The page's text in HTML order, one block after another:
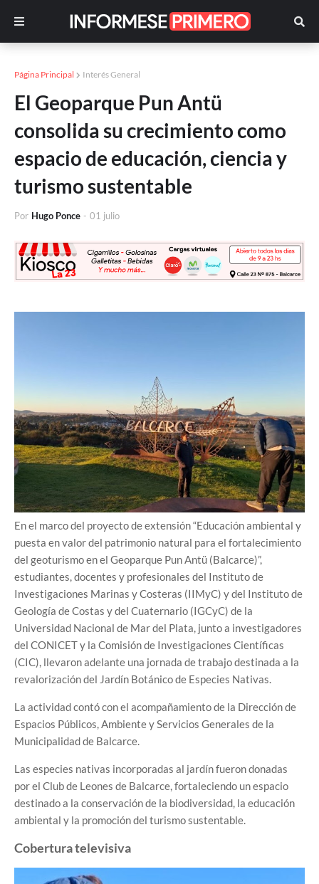
Página Principal Interés General
El Geoparque Pun Antü
consolida su crecimiento como
espacio de educación, ciencia y
turismo sustentable
Por Hugo Ponce - 01 julio
En el marco del proyecto de extensión “Educación ambiental y
puesta en valor del patrimonio natural para el fortalecimiento
del geoturismo en el Geoparque Pun Antü (Balcarce)”,
estudiantes, docentes y profesionales del Instituto de
Investigaciones Marinas y Costeras (IIMyC) y del Instituto de
Geología de Costas y del Cuaternario (IGCyC) de la
Universidad Nacional de Mar del Plata, junto a investigadores
del CONICET y la Comisión de Investigaciones Científicas
(CIC), llevaron adelante una jornada de trabajo destinada a la
revalorización del Jardín Botánico de Especies Nativas.
La actividad contó con el acompañamiento de la Dirección de
Espacios Públicos, Ambiente y Servicios Generales de la
Municipalidad de Balcarce.
Las especies nativas incorporadas al jardín fueron donadas
por el Club de Leones de Balcarce, fortaleciendo un espacio
destinado a la conservación de la biodiversidad, la educación
ambiental y la promoción del turismo sustentable.
Cobertura televisiva